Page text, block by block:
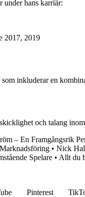
under hans karriär:
2017, 2019
inkluderar en
och talang
– En Framgångsrik
• Nick
Spelare • Allt du
Pinterest